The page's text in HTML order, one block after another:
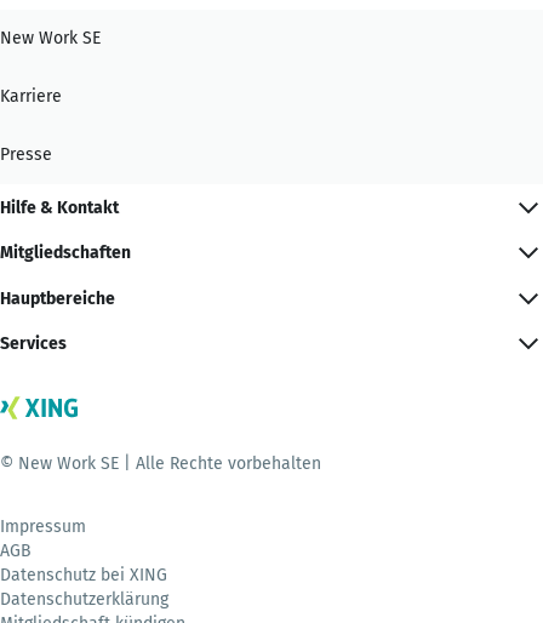
New Work SE
Karriere
Presse
Hilfe & Kontakt
Mitgliedschaften
Hauptbereiche
Services
© New Work SE | Alle Rechte vorbehalten
Impressum
AGB
Datenschutz bei XING
Datenschutzerklärung